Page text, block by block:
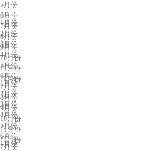
5月份
6月份
7月份
8月份
9月份
10月份
11月份
12月份
上海展会排期
1月份
2月份
3月份
4月份
5月份
6月份
7月份
8月份
9月份
10月份
11月份
12月份
广州展会排期
1月份
2月份
3月份
4月份
5月份
6月份
7月份
深圳展会排期
1月份